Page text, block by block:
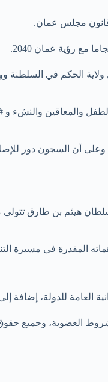
قانون مجلس عمان.
ومستقرة لانتقال ولاية الحكم
والمعاقين والنشء و
وعلى أن السجون دور
هيثم بن طارق تتولى
المقدرة في مسيرة
العامة للدولة، إضافة
القانون اختصاصات #مجلس_عُمان،